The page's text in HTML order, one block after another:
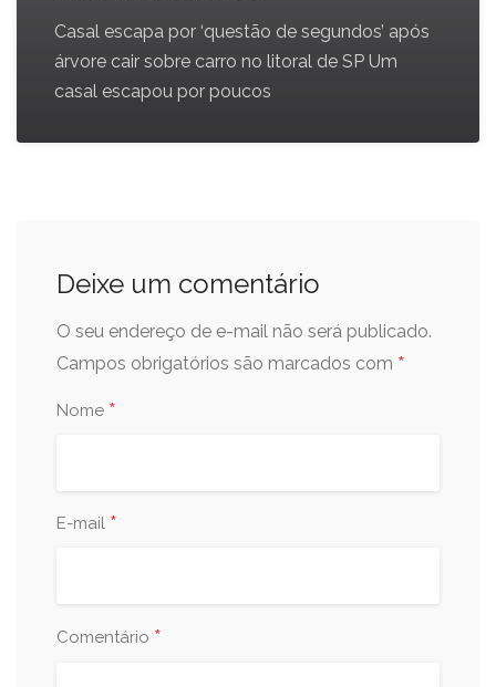
Casal escapa por ‘questão de segundos’ após
árvore cair sobre carro no litoral de SP Um
casal escapou por poucos
Deixe um comentário
O seu endereço de e-mail não será publicado.
Campos obrigatórios são marcados com *
Nome *
E-mail *
Comentário *